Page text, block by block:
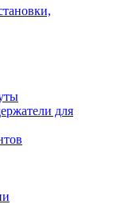
для